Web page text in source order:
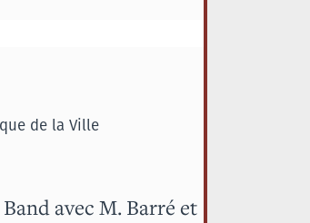
de la Ville
avec M. Barré et